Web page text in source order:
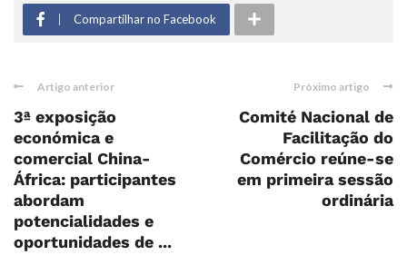
Compartilhar no Facebook
Artigo anterior
3ª exposição
económica e
comercial China-
África: participantes
abordam
potencialidades e
oportunidades de ...
Próximo artigo
Comité Nacional de
Facilitação do
Comércio reúne-se
em primeira sessão
ordinária